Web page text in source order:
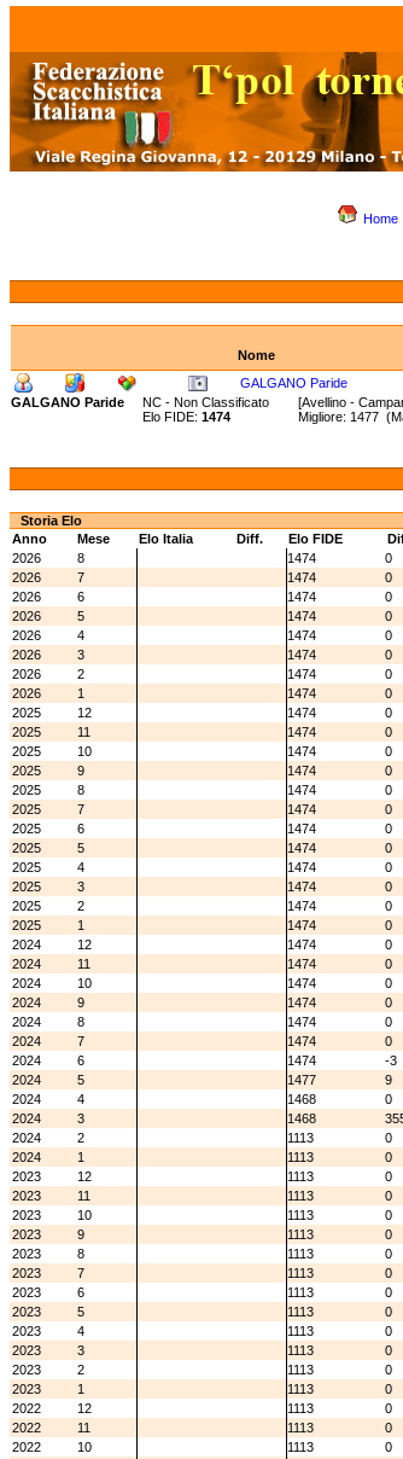
Home
Nome
GALGANO Paride
GALGANO Paride
NC - Non Classificato [Avellino -
Elo FIDE: 1474 Migliore: 1477
Storia Elo
Anno
Mese Elo Italia Diff. Elo FIDE
2026
8 1474
0
2026
7 1474
0
2026
6 1474
0
2026
5 1474
0
2026
4 1474
0
2026
3 1474
0
2026
2 1474
0
2026
1 1474
0
2025
12 1474
0
2025
11 1474
0
2025
10 1474
0
2025
9 1474
0
2025
8 1474
0
2025
7 1474
0
2025
6 1474
0
2025
5 1474
0
2025
4 1474
0
2025
3 1474
0
2025
2 1474
0
2025
1 1474
0
2024
12 1474
0
2024
11 1474
0
2024
10 1474
0
2024
9 1474
0
2024
8 1474
0
2024
7 1474
0
2024
6 1474
-3
2024
5 1477
9
2024
4 1468
0
2024
3 1468
2024
2 1113
0
2024
1 1113
0
2023
12 1113
0
2023
11 1113
0
2023
10 1113
0
2023
9 1113
0
2023
8 1113
0
2023
7 1113
0
2023
6 1113
0
2023
5 1113
0
2023
4 1113
0
2023
3 1113
0
2023
2 1113
0
2023
1 1113
0
2022
12 1113
0
2022
11 1113
0
2022
10 1113
0